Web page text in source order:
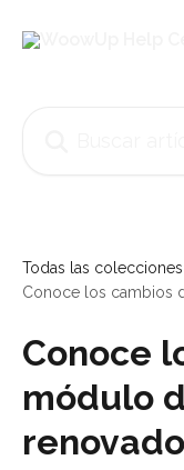
Todas las colecciones
Conoce los cambios
Conoce
módulo
renovado